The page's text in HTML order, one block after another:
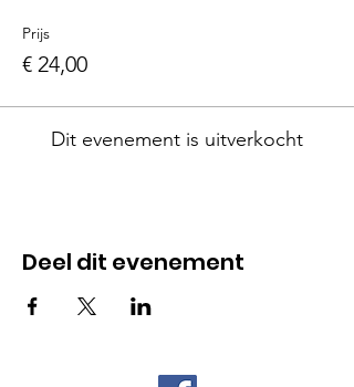
Prijs
€ 24,00
Dit evenement is uitverkocht
Deel dit evenement